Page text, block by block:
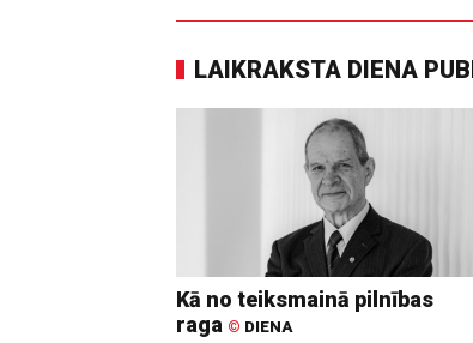
LAIKRAKSTA DIENA
Kā no teiksmainā pilnības
raga © DIENA